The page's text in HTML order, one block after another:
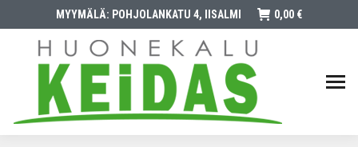
MYYMÄLÄ: POHJOLANKATU 4, IISALMI 0,00 €